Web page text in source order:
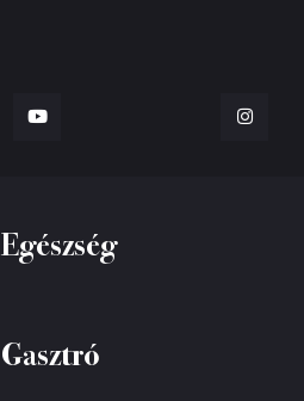
Egészség
Gasztró